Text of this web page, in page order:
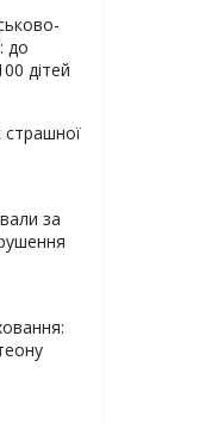
до
дітей
страшної
за